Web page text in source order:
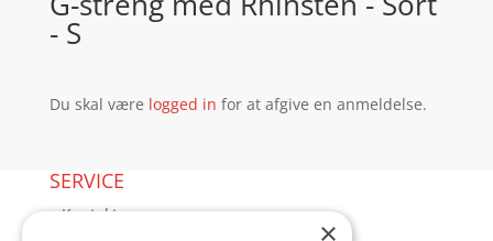
- S
Du skal være logged in for at afgive en anmeldelse.
SERVICE
▸ Kontakt
×